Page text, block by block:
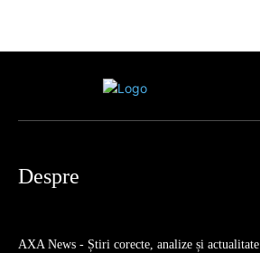
Despre
AXA News - Știri corecte, analize și actualitate